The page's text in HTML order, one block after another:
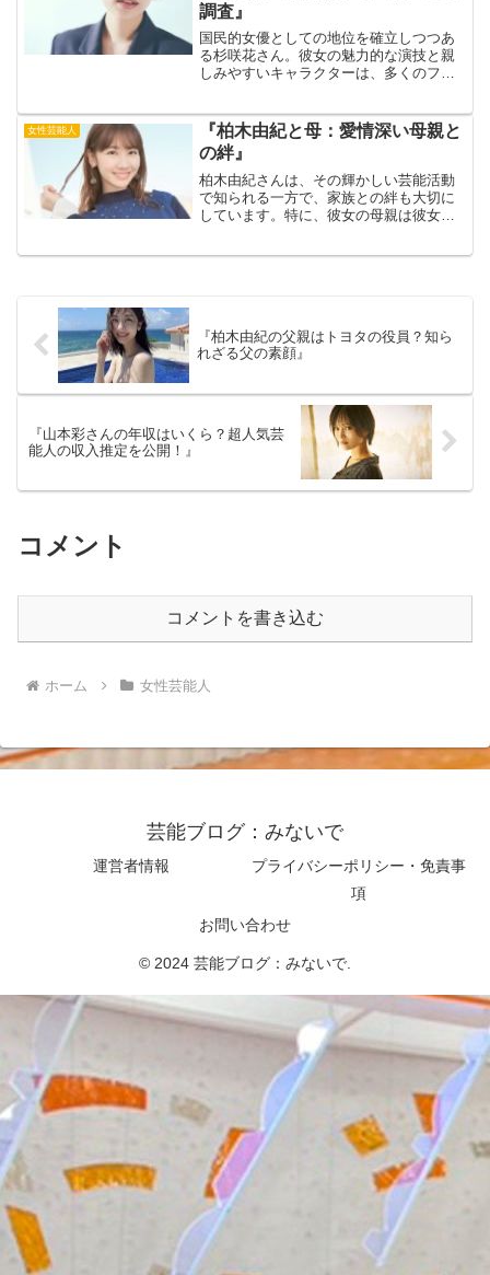
調査』
国民的女優としての地位を確立しつつあ
る杉咲花さん。彼女の魅力的な演技と親
しみやすいキャラクターは、多くのファ
れています。出典元：ホミニス果たし
て、この金額はどのよ...
女性芸能人
『柏木由紀と母：愛情深い母親と
の絆』
柏木由紀さんは、その輝かしい芸能活動
で知られる一方で、家族との絆も大切に
しています。特に、彼女の母親は彼女の
『柏木由紀の父親はトヨタの役員？知ら
れざる父の素顔』
『山本彩さんの年収はいくら？超人気芸
能人の収入推定を公開！』
コメント
コメントを書き込む
ホーム 女性芸能人
芸能ブログ：みないで
運営者情報
プライバシーポリシー・免責事
項
お問い合わせ
© 2024 芸能ブログ：みないで.